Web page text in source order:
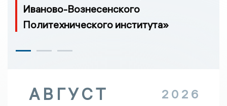
Иваново-Вознесенского
Политехнического института»
АВГУСТ 2026